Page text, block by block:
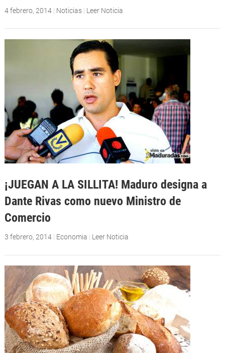
4 febrero, 2014| Noticias | Leer Noticia
¡JUEGAN A LA SILLITA! Maduro designa a
Dante Rivas como nuevo Ministro de
Comercio
3 febrero, 2014| Economia | Leer Noticia